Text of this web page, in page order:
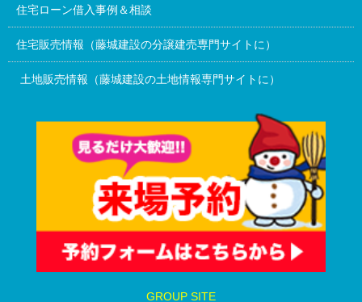
住宅ローン借入事例＆相談
住宅販売情報（藤城建設の分譲建売専門サイトに）
土地販売情報（藤城建設の土地情報専門サイトに）
GROUP SITE